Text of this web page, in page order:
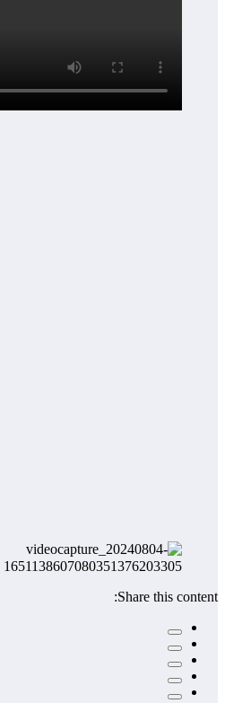
Share this content: